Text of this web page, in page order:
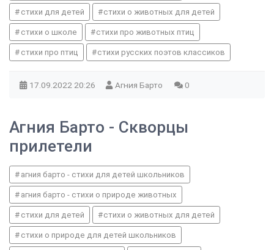
стихи для детей стихи о животных для детей
стихи о школе стихи про животных птиц
стихи про птиц стихи русских поэтов классиков
17.09.2022 20:26 Агния Барто 0
Агния Барто - Скворцы
прилетели
агния барто - стихи для детей школьников
агния барто - стихи о природе животных
стихи для детей стихи о животных для детей
стихи о природе для детей школьников